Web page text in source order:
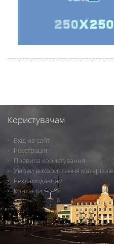
Користувачам
Вхід на сайт
Реєстрація
Правила користування
Умови використання матеріалів
Рекламодавцям
Контакти